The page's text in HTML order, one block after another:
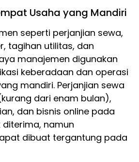
Usaha yang Mandiri
seperti perjanjian sewa,
tagihan utilitas, dan
manajemen digunakan
keberadaan dan operasi
mandiri. Perjanjian sewa
dari enam bulan),
dan bisnis online pada
namun
dibuat tergantung pada